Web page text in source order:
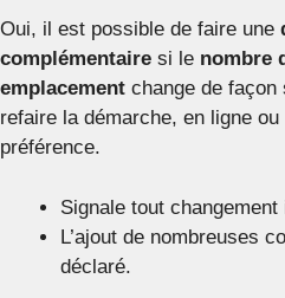
Oui, il est possible de faire une
complémentaire si le nombre
emplacement change de
refaire la démarche, en ligne
préférence.
Signale tout changement
L’ajout de nombreuses
déclaré.